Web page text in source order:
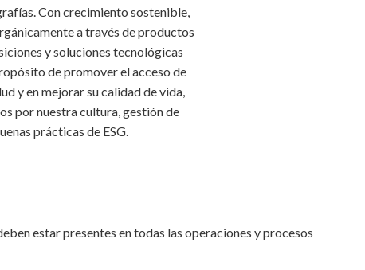
Con crecimiento sostenible,
a través de productos
y soluciones tecnológicas
de promover el acceso de
y en mejorar su calidad de vida,
por nuestra cultura, gestión de
prácticas de ESG.
estar presentes en todas las operaciones y procesos